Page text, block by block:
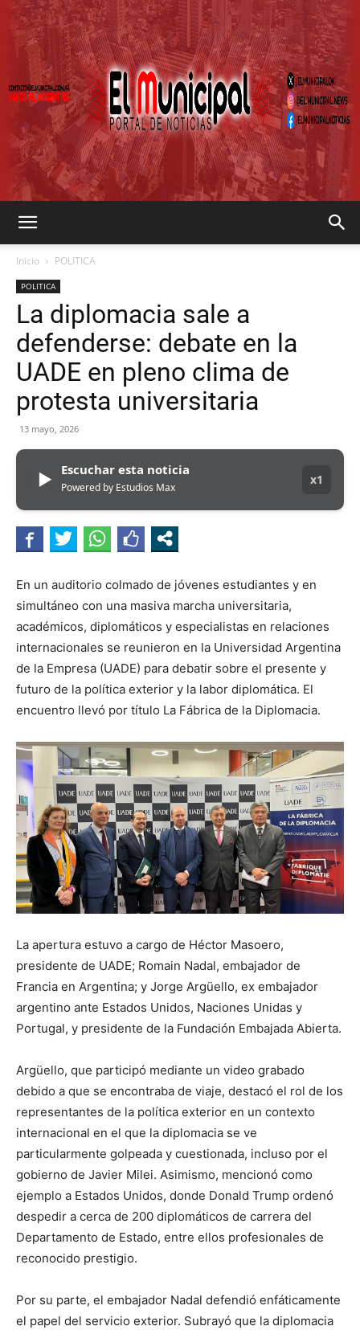
MUNICIPAL
Inicio POLITICA
POLITICA
La diplomacia sale a
defenderse: debate en la
UADE en pleno clima de
protesta universitaria
13 mayo, 2026
▶ Escuchar esta noticia
Powered by Estudios Max
x1
En un auditorio colmado de jóvenes estudiantes y en
simultáneo con una masiva marcha universitaria,
académicos, diplomáticos y especialistas en relaciones
internacionales se reunieron en la Universidad Argentina
de la Empresa (UADE) para debatir sobre el presente y
futuro de la política exterior y la labor diplomática. El
encuentro llevó por título La Fábrica de la Diplomacia.
La apertura estuvo a cargo de Héctor Masoero,
presidente de UADE; Romain Nadal, embajador de
Francia en Argentina; y Jorge Argüello, ex embajador
argentino ante Estados Unidos, Naciones Unidas y
Portugal, y presidente de la Fundación Embajada Abierta.
Argüello, que participó mediante un video grabado
debido a que se encontraba de viaje, destacó el rol de los
representantes de la política exterior en un contexto
internacional en el que la diplomacia se ve
particularmente golpeada y cuestionada, incluso por el
gobierno de Javier Milei. Asimismo, mencionó como
ejemplo a Estados Unidos, donde Donald Trump ordenó
despedir a cerca de 200 diplomáticos de carrera del
Departamento de Estado, entre ellos profesionales de
reconocido prestigio.
Por su parte, el embajador Nadal defendió enfáticamente
el papel del servicio exterior. Subrayó que la diplomacia